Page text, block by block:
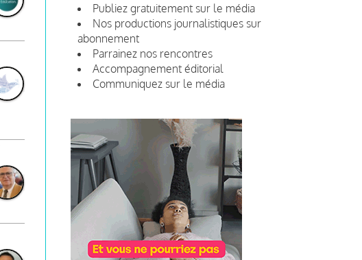
Publiez gratuitement sur le média
Nos productions journalistiques sur
abonnement
Parrainez nos rencontres
Accompagnement éditorial
Communiquez sur le média